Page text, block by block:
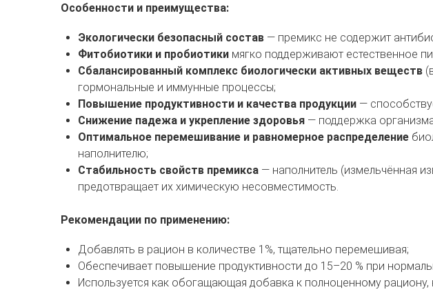
Особенности и преимущества:
Экологически безопасный состав— премикс не содержит
Фитобиотики и пробиотикимягко поддерживают естественное
Сбалансированный комплекс биологически активных веществ
гормональные и иммунные процессы;
Повышение продуктивности и качества продукции—
Снижение падежа и укрепление здоровья— поддержка
Оптимальное перемешивание и равномерное распределение
наполнителю;
Стабильность свойств премикса— наполнитель (измельчённая
предотвращает их химическую несовместимость.
Рекомендации по применению:
Добавлять в рацион в количестве 1%, тщательно перемешивая;
Обеспечивает повышение продуктивности до 15–20 % при
Используется как обогащающая добавка к полноценному